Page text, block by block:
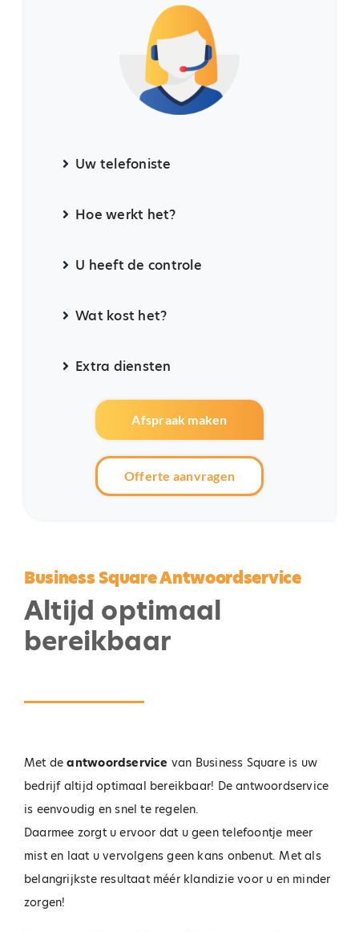
Uw telefoniste
Hoe werkt het?
U heeft de controle
Wat kost het?
Extra diensten
Afspraak maken
Offerte aanvragen
Business Square Antwoordservice
Altijd optimaal
bereikbaar
Met deantwoordservice van Business Square is uw
bedrijf altijd optimaal bereikbaar! De antwoordservice
is eenvoudig en snel te regelen.
Daarmee zorgt u ervoor dat u geen telefoontje meer
mist en laat u vervolgens geen kans onbenut. Met als
belangrijkste resultaat méér klandizie voor u en minder
zorgen!